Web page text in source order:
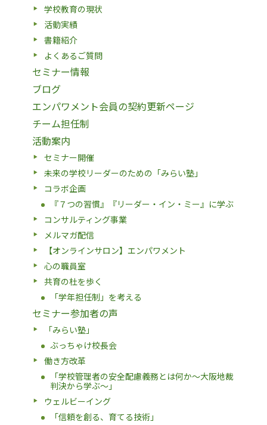
学校教育の現状
活動実績
書籍紹介
よくあるご質問
セミナー情報
ブログ
エンパワメント会員の契約更新ページ
チーム担任制
活動案内
セミナー開催
未来の学校リーダーのための「みらい塾」
コラボ企画
『７つの習慣』『リーダー・イン・ミー』に学ぶ
コンサルティング事業
メルマガ配信
【オンラインサロン】エンパワメント
心の職員室
共育の杜を歩く
「学年担任制」を考える
セミナー参加者の声
「みらい塾」
ぶっちゃけ校長会
働き方改革
「学校管理者の安全配慮義務とは何か〜大阪地裁
判決から学ぶ〜」
ウェルビーイング
「信頼を創る、育てる技術」